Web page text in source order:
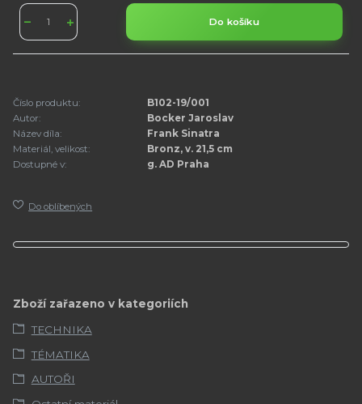
Do košíku
Číslo produktu:
B102-19/001
Autor:
Bocker Jaroslav
Název díla:
Frank Sinatra
Materiál, velikost:
Bronz, v. 21,5 cm
Dostupné v:
g. AD Praha
Do oblíbených
Zboží zařazeno v kategoriích
TECHNIKA
TÉMATIKA
AUTOŘI